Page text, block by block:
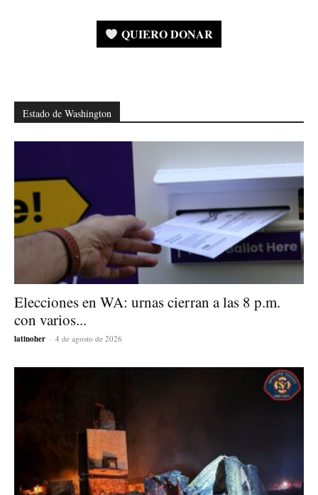
QUIERO DONAR
Estado de Washington
Elecciones en WA: urnas cierran a las 8 p.m.
con varios...
latinoher - 4 de agosto de 2026